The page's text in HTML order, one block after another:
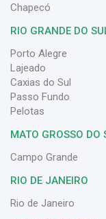
Chapecó
RIO GRANDE DO
Porto Alegre
Lajeado
Caxias do Sul
Passo Fundo
Pelotas
MATO GROSSO DO
Campo Grande
RIO DE JANEIRO
Rio de Janeiro